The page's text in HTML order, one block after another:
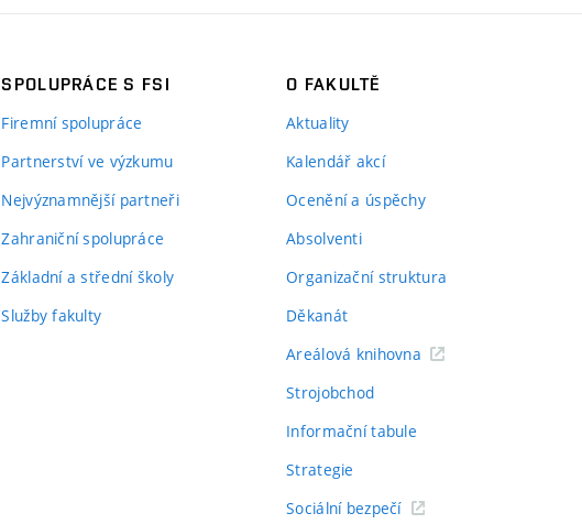
SPOLUPRÁCE S FSI
Firemní spolupráce
Partnerství ve výzkumu
Nejvýznamnější partneři
Zahraniční spolupráce
Základní a střední školy
Služby fakulty
O FAKULTĚ
Aktuality
Kalendář akcí
Ocenění a úspěchy
Absolventi
Organizační struktura
Děkanát
Areálová knihovna
Strojobchod
Informační tabule
Strategie
Sociální bezpečí